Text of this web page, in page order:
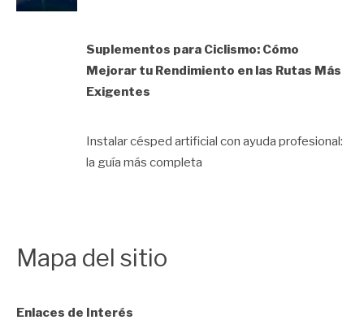
Suplementos para Ciclismo: Cómo
Mejorar tu Rendimiento en las Rutas Más
Exigentes
Instalar césped artificial con ayuda profesional:
la guía más completa
Mapa del sitio
Enlaces de Interés